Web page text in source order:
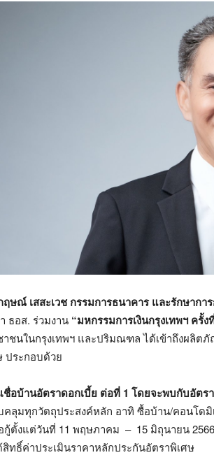
ฤษณ์ เสสะเวช กรรมการธนาคาร และรักษากา
ธอส. ร่วมงาน “มหกรรมการเงินกรุงเทพฯ ครั้
าชนในกรุงเทพฯ และปริมณฑล ได้เข้าถึงผลิต
ประกอบด้วย
ชื่อบ้านอัตราดอกเบี้ย ต่อที่ 1 โดยจะพบกับอัตร
คลุมทุกวัตถุประสงค์หลัก อาทิ ซื้อบ้าน/คอนโด
กู้ตั้งแต่วันที่ 11 พฤษภาคม – 15 มิถุนายน
สิทธิ์ค่าประเมินราคาหลักประกันอัตราพิเศษ